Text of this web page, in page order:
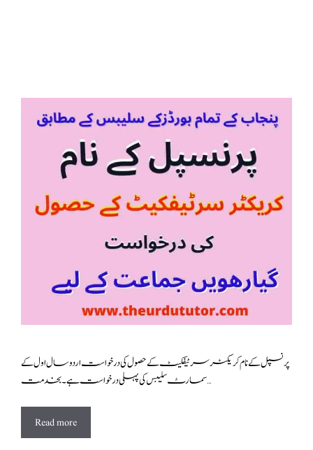
سمارٹ سلیبس کی پہلی درخواست ہے۔ بخدمت …
Read more